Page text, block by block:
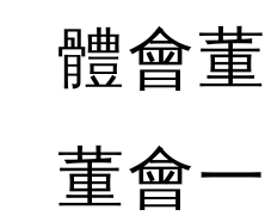
體會
董會